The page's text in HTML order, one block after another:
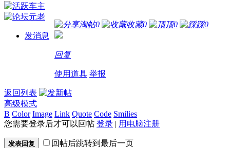
发消息
淘帖0 收藏0 顶0 踩0
回复
使用道具 举报
返回列表
高级模式
B Color Image Link Quote Code Smilies
您需要登录后才可以回帖 登录 | 用电脑注册
发表回复 回帖后跳转到最后一页